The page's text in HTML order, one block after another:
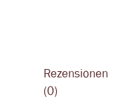
Rezensionen
(0)